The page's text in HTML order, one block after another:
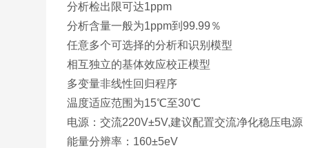
分析检出限可达1ppm
分析含量一般为1ppm到99.99％
任意多个可选择的分析和识别模型
相互独立的基体效应校正模型
多变量非线性回归程序
温度适应范围为15℃至30℃
电源：交流220V±5V,建议配置交流净化稳压电源
能量分辨率：160±5eV